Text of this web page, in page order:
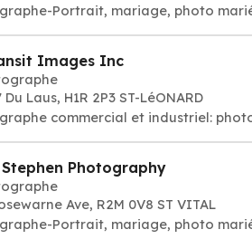
Portrait, mariage, photo
Images Inc
Du Laus, H1R 2P3 ST-LéONARD
commercial et industriel:
Stephen Photography
Ave, R2M 0V8 ST VITAL
Portrait, mariage, photo